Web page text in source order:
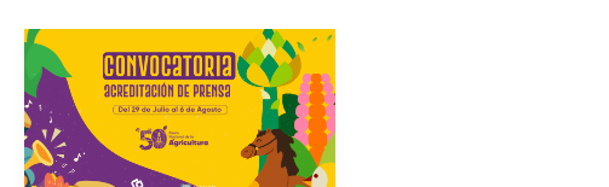
DE
ACREDITACIÓN
DE
PRENSA